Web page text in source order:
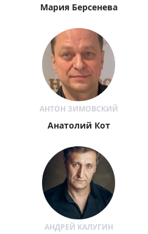
Мария Берсенева
АНТОН ЗИМОВСКИЙ
Анатолий Кот
АНДРЕЙ КАЛУГИН